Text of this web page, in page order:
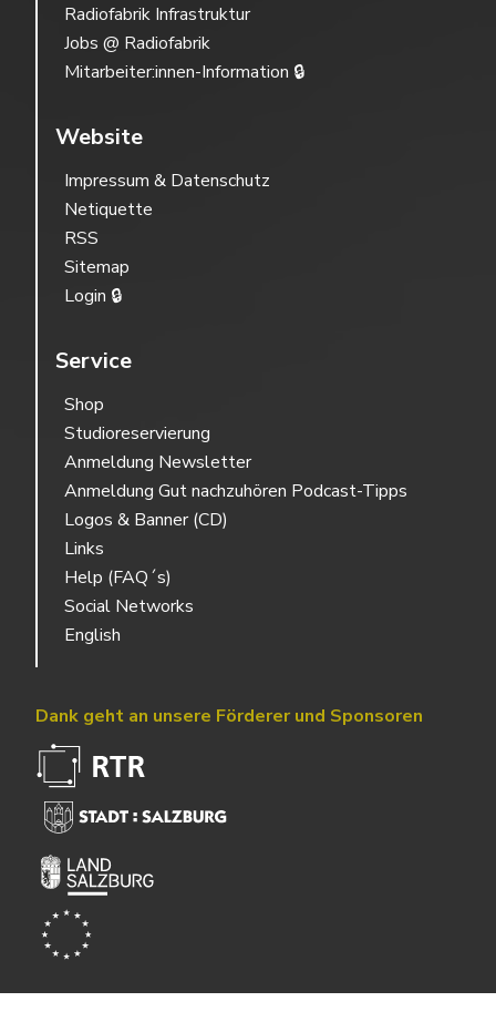
Radiofabrik Infrastruktur
Jobs @ Radiofabrik
Mitarbeiter:innen-Information 🔒
Website
Impressum & Datenschutz
Netiquette
RSS
Sitemap
Login 🔒
Service
Shop
Studioreservierung
Anmeldung Newsletter
Anmeldung Gut nachzuhören Podcast-Tipps
Logos & Banner (CD)
Links
Help (FAQ´s)
Social Networks
English
Dank geht an unsere Förderer und Sponsoren